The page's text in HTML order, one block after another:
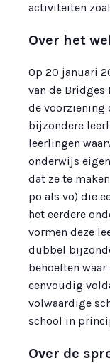
activiteiten
Over het
Op 20 januari
van de Bridges
de voorziening
bijzondere
leerlingen
onderwijs
dat ze te
po als vo) die
het eerdere
vormen deze
dubbel
behoeften
eenvoudig
volwaardige
school in
Over de